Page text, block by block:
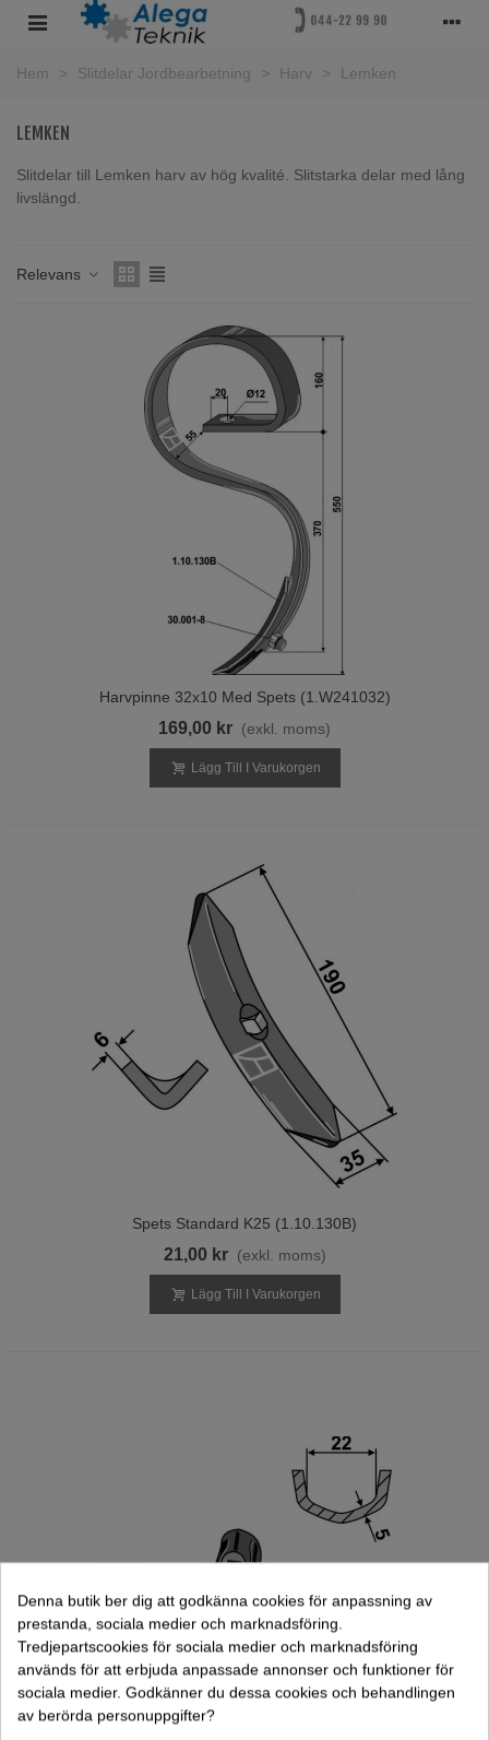
Hem > Slitdelar Jordbearbetning > Harv > Lemken
LEMKEN
Slitdelar till Lemken harv av hög kvalité. Slitstarka delar med lång
livslängd.
Relevans
Harvpinne 32x10 Med Spets (1.W241032)
169,00 kr (exkl. moms)
Lägg Till I Varukorgen
Spets Standard K25 (1.10.130B)
21,00 kr (exkl. moms)
Lägg Till I Varukorgen
Denna butik ber dig att godkänna cookies för anpassning av
prestanda, sociala medier och marknadsföring.
Tredjepartscookies för sociala medier och marknadsföring
används för att erbjuda anpassade annonser och funktioner för
sociala medier. Godkänner du dessa cookies och behandlingen
av berörda personuppgifter?